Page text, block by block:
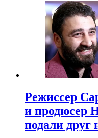
Режиссер
и продюсер
подали друг